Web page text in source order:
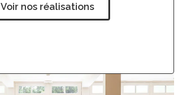
Voir nos réalisations